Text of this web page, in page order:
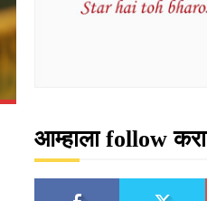
आम्हाला follow करा